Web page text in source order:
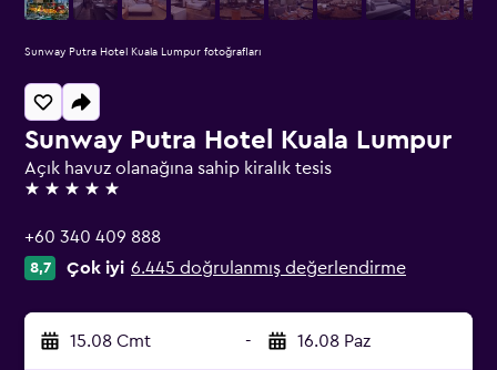
Sunway Putra Hotel Kuala Lumpur
Açık havuz olanağına sahip kiralık tesis
5 yıldız
+60 340 409 888
8,7 Çok iyi 6.445 doğrulanmış değerlendirme
15.08 Cmt - 16.08 Paz
Sunway Putra Hotel Kuala Lumpur fotoğrafları